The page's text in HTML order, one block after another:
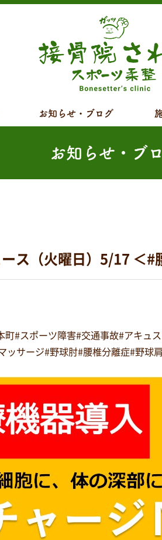
お知らせ・ブログ
お知らせ・ブ
（火曜日）5/17 ＜#
#スポーツ障害#交通事故#アキュ
ッサージ#野球肘#腰椎分離症#野球